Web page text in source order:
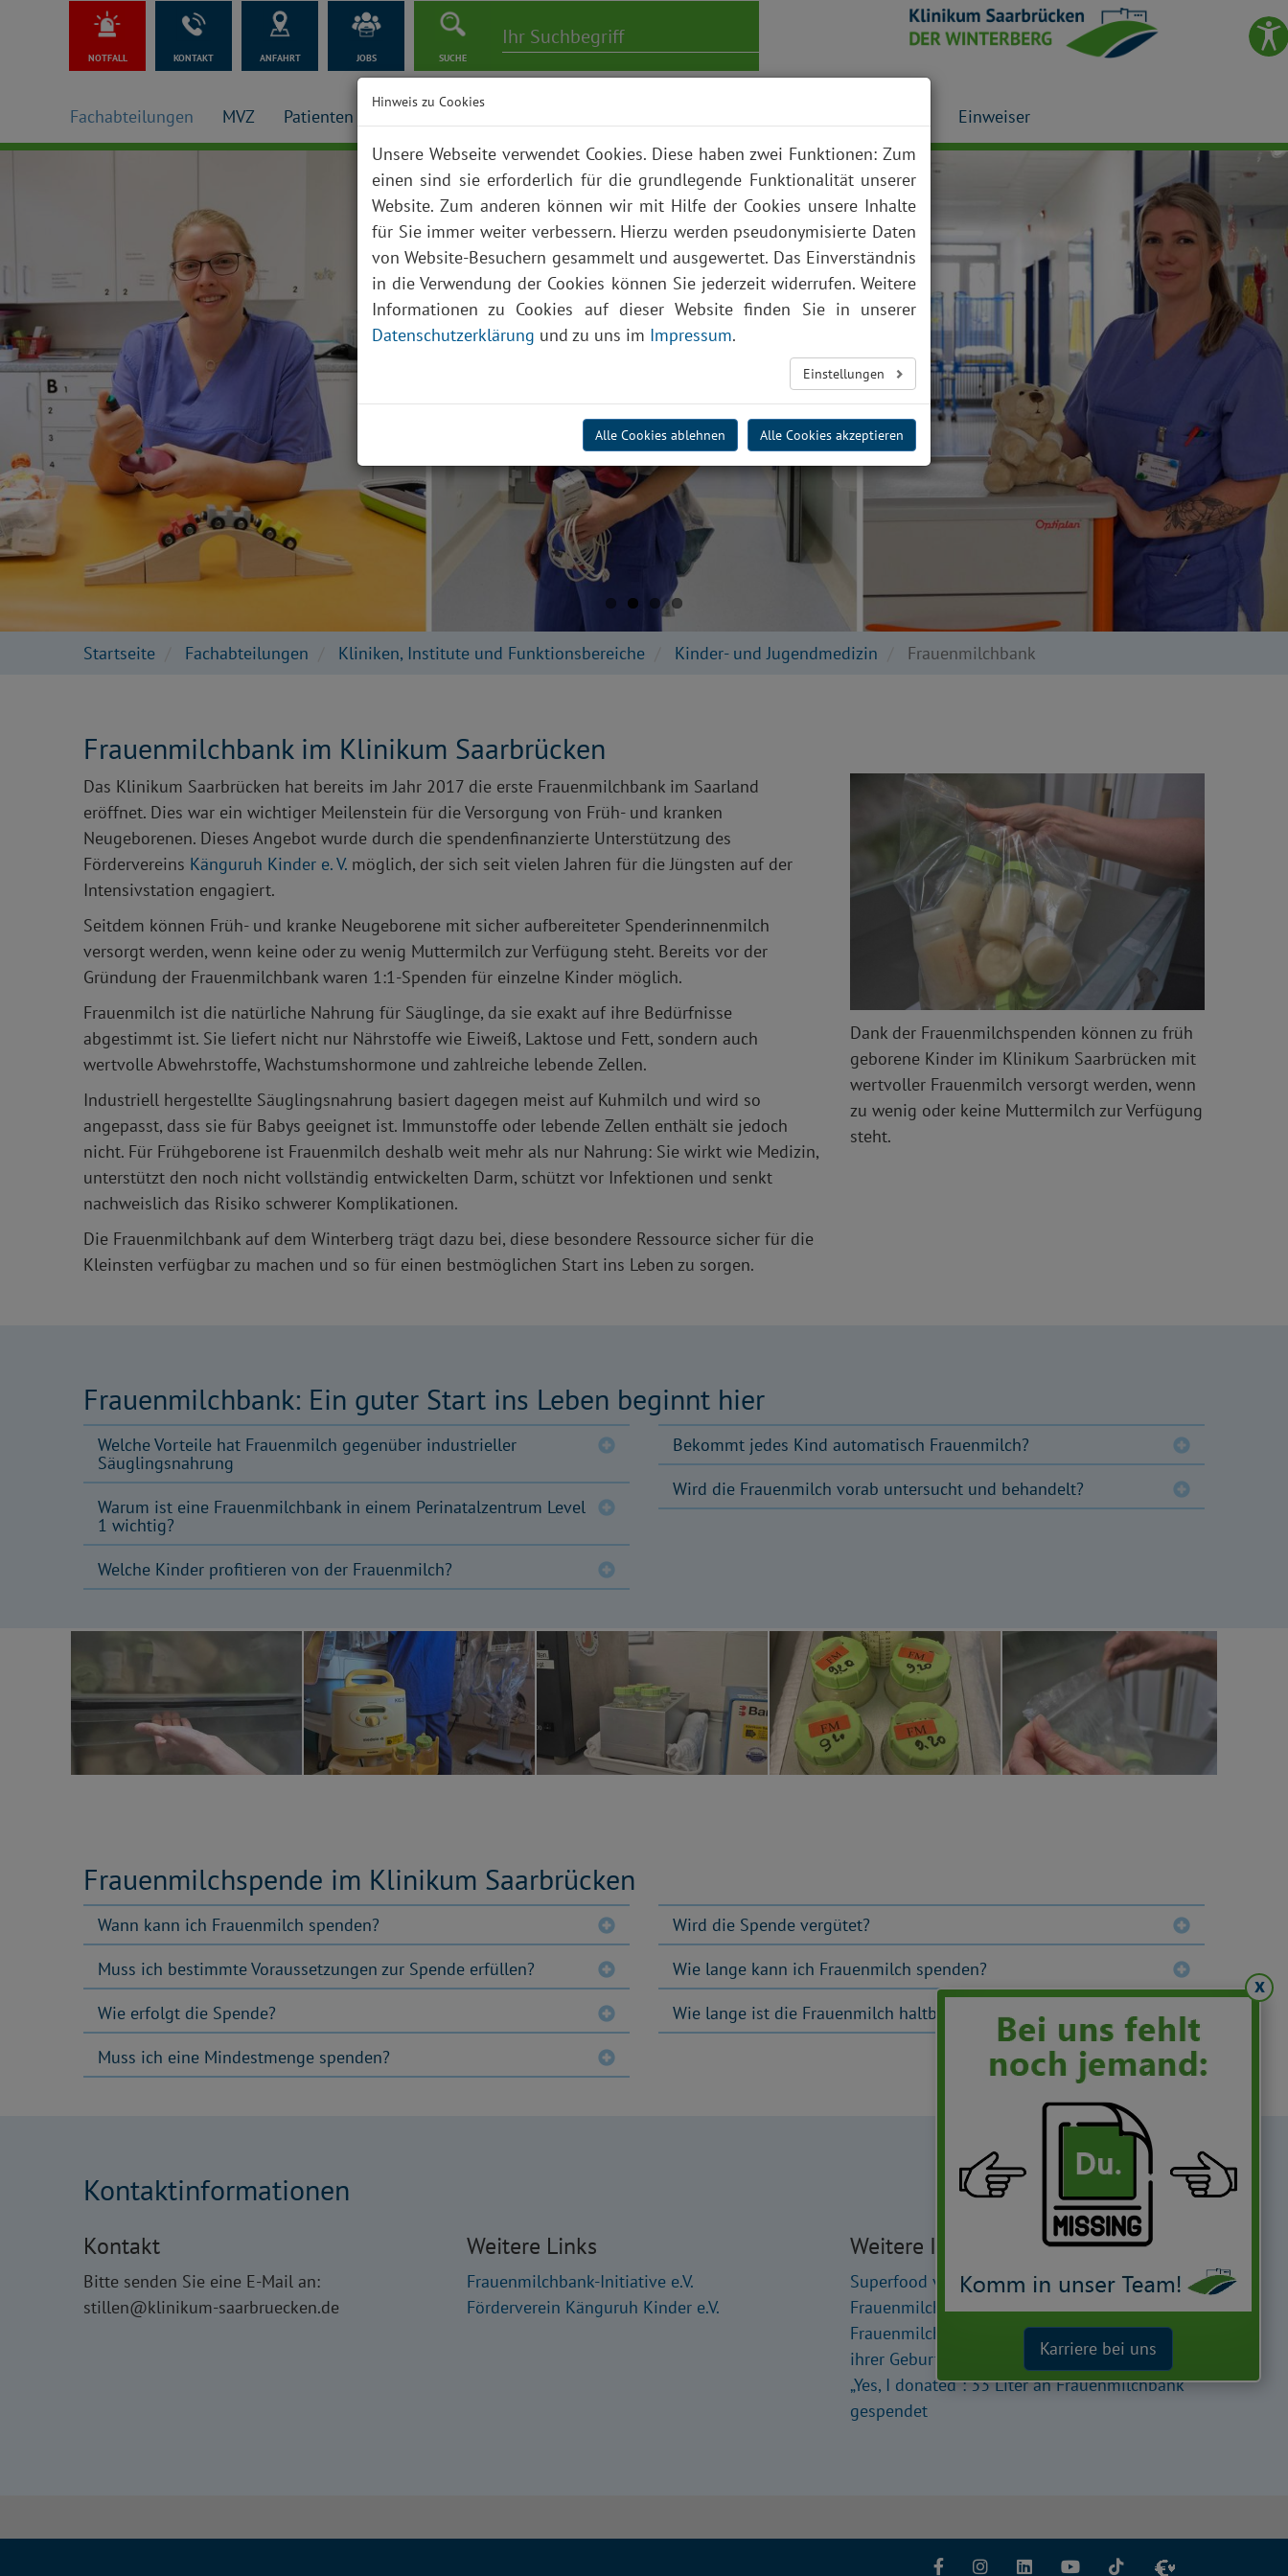
NOTFALL KONTAKT ANFAHRT JOBS SUCHE
Fachabteilungen MVZ Patienten + Besucher Einweiser
Startseite Fachabteilungen Kliniken, Institute und Funktionsbereiche Kinder- und Jugendmedizin Frauenmilchbank
Frauenmilchbank im Klinikum Saarbrücken
Das Klinikum Saarbrücken hat bereits im Jahr 2017 die erste Frauenmilchbank im Saarland
eröffnet. Dies war ein wichtiger Meilenstein für die Versorgung von Früh- und kranken
Neugeborenen. Dieses Angebot wurde durch die spendenfinanzierte Unterstützung des
Fördervereins Känguruh Kinder e. V. möglich, der sich seit vielen Jahren für die Jüngsten auf der
Intensivstation engagiert.
Seitdem können Früh- und kranke Neugeborene mit sicher aufbereiteter Spenderinnenmilch
versorgt werden, wenn keine oder zu wenig Muttermilch zur Verfügung steht. Bereits vor der
Gründung der Frauenmilchbank waren 1:1-Spenden für einzelne Kinder möglich.
Frauenmilch ist die natürliche Nahrung für Säuglinge, da sie exakt auf ihre Bedürfnisse
abgestimmt ist. Sie liefert nicht nur Nährstoffe wie Eiweiß, Laktose und Fett, sondern auch
wertvolle Abwehrstoffe, Wachstumshormone und zahlreiche lebende Zellen.
Industriell hergestellte Säuglingsnahrung basiert dagegen meist auf Kuhmilch und wird so
angepasst, dass sie für Babys geeignet ist. Immunstoffe oder lebende Zellen enthält sie jedoch
nicht. Für Frühgeborene ist Frauenmilch deshalb weit mehr als nur Nahrung: Sie wirkt wie Medizin,
unterstützt den noch nicht vollständig entwickelten Darm, schützt vor Infektionen und senkt
nachweislich das Risiko schwerer Komplikationen.
Die Frauenmilchbank auf dem Winterberg trägt dazu bei, diese besondere Ressource sicher für die
Kleinsten verfügbar zu machen und so für einen bestmöglichen Start ins Leben zu sorgen.
Dank der Frauenmilchspenden können zu früh
geborene Kinder im Klinikum Saarbrücken mit
wertvoller Frauenmilch versorgt werden, wenn
zu wenig oder keine Muttermilch zur Verfügung
steht.
Frauenmilchbank: Ein guter Start ins Leben beginnt hier
Welche Vorteile hat Frauenmilch gegenüber industrieller
Säuglingsnahrung
Warum ist eine Frauenmilchbank in einem Perinatalzentrum Level
1 wichtig?
Welche Kinder profitieren von der Frauenmilch?
Bekommt jedes Kind automatisch Frauenmilch?
Wird die Frauenmilch vorab untersucht und behandelt?
Frauenmilchspende im Klinikum Saarbrücken
Wann kann ich Frauenmilch spenden?
Muss ich bestimmte Voraussetzungen zur Spende erfüllen?
Wie erfolgt die Spende?
Muss ich eine Mindestmenge spenden?
Wird die Spende vergütet?
Wie lange kann ich Frauenmilch spenden?
Wie lange ist die Frauenmilch haltbar?
Kontaktinformationen
Kontakt
Bitte senden Sie eine E-Mail an:
stillen@klinikum-saarbruecken.de
Weitere Links
Frauenmilchbank-Initiative e.V.
Förderverein Känguruh Kinder e.V.
Weitere Informationen
Superfood von Supermom: 1:1-
Frauenmilchspende bei uns möglich
Frauenmilchspende gibt Frühchen Livia nach
ihrer Geburt Kraft
„Yes, I donated“: 33 Liter an Frauenmilchbank
gespendet
TikTok
YouTube
LinkedIn
Instagram
Facebook
x
Karriere bei uns
Hinweis zu Cookies
Unsere Webseite verwendet Cookies. Diese haben zwei Funktionen: Zum
einen sind sie erforderlich für die grundlegende Funktionalität unserer
Website. Zum anderen können wir mit Hilfe der Cookies unsere Inhalte
für Sie immer weiter verbessern. Hierzu werden pseudonymisierte Daten
von Website-Besuchern gesammelt und ausgewertet. Das Einverständnis
in die Verwendung der Cookies können Sie jederzeit widerrufen. Weitere
Informationen zu Cookies auf dieser Website finden Sie in unserer
Datenschutzerklärung und zu uns im Impressum.
Einstellungen
Alle Cookies ablehnen Alle Cookies akzeptieren